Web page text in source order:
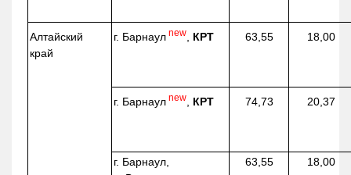
Алтайский
край
г. Барнаул new КРТ 63,55 18,00
г. Барнаул new КРТ 74,73 20,37
г. Барнаул,
63,55 18,00